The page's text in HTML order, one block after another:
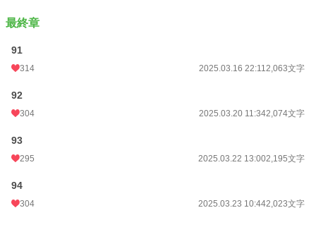
最終章
91
314 2025.03.16 22:112,063文字
92
304 2025.03.20 11:342,074文字
93
295 2025.03.22 13:002,195文字
94
304 2025.03.23 10:442,023文字